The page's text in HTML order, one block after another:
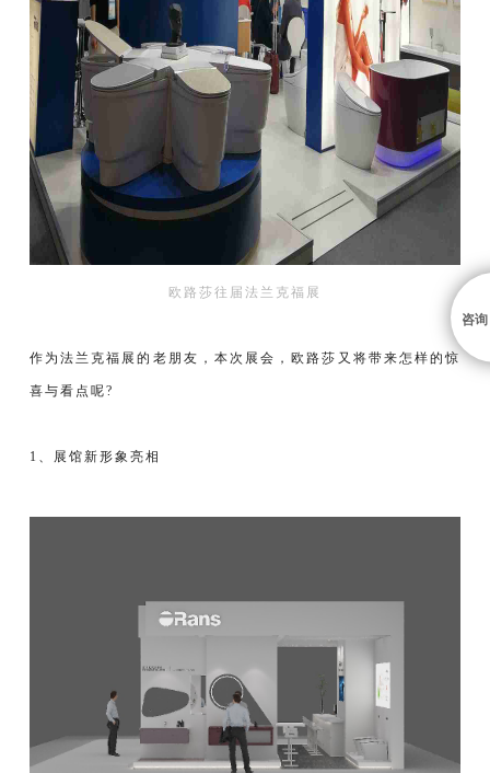
欧路莎往届法兰克福展
作为法兰克福展的老朋友，本次展会，欧路莎又将带来怎样的惊
喜与看点呢?
1、展馆新形象亮相
咨询